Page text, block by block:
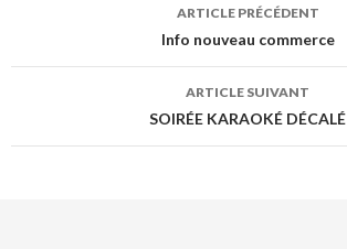
o
ARTICLE PRÉCÉDENT
Info nouveau commerce
ARTICLE SUIVANT
SOIRÉE KARAOKÉ DÉCALÉ